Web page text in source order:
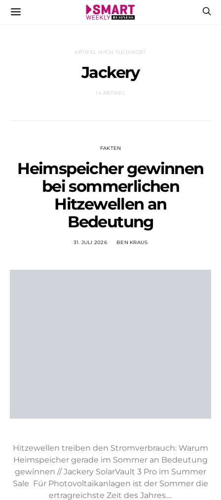
ARTIKEL NACH SUCHWORT
Jackery
14 ARTIKEL
FAKTEN
Heimspeicher gewinnen
bei sommerlichen
Hitzewellen an
Bedeutung
31. JULI 2026 BEN KRAUS
Hitzewellen treiben den Stromverbrauch: Warum
Heimspeicher gerade im Sommer an Bedeutung
gewinnen // Jackery SolarVault 3 Pro im Summer
Sale Für Photovoltaikanlagen ist der Sommer die
ertragreichste Zeit des Jahres.…